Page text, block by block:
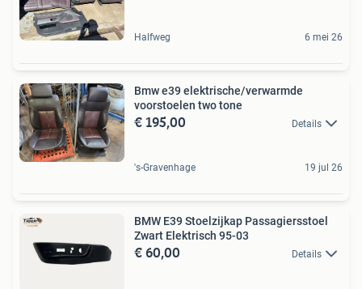
Halfweg 6 mei 26
Bmw e39 elektrische/verwarmde
voorstoelen two tone
€ 195,00 Details
's-Gravenhage 19 jul 26
BMW E39 Stoelzijkap Passagiersstoel
Zwart Elektrisch 95-03
€ 60,00 Details